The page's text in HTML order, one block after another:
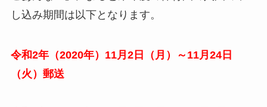
し込み期間は以下となります。
令和2年（2020年）11月2日（月）～11月24日
（火）郵送